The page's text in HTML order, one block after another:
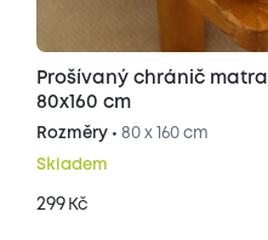
Prošívaný chránič
80x160 cm
Rozměry • 80 x 160 cm
Skladem
299 Kč